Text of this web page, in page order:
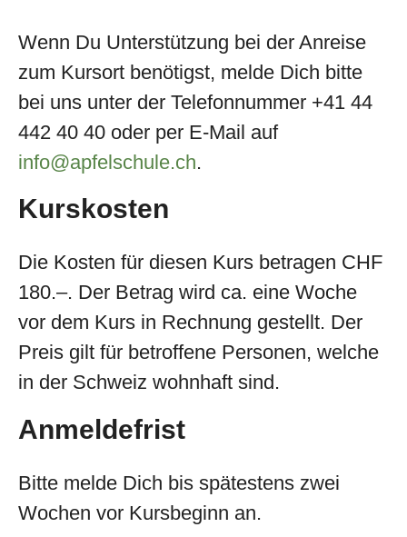
Wenn Du Unterstützung bei der Anreise
zum Kursort benötigst, melde Dich bitte
bei uns unter der Telefonnummer +41 44
442 40 40 oder per E-Mail auf
info@apfelschule.ch.
Kurskosten
Die Kosten für diesen Kurs betragen CHF
180.–. Der Betrag wird ca. eine Woche
vor dem Kurs in Rechnung gestellt. Der
Preis gilt für betroffene Personen, welche
in der Schweiz wohnhaft sind.
Anmeldefrist
Bitte melde Dich bis spätestens zwei
Wochen vor Kursbeginn an.